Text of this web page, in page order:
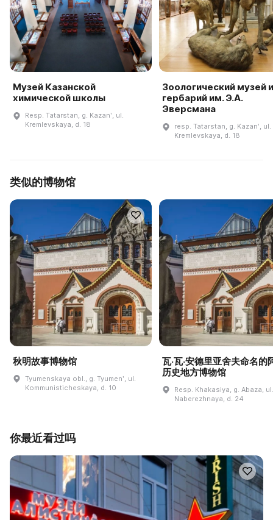
Музей Казанской
химической школы
Resp. Tatarstan, g. Kazanʹ, ul.
Kremlevskaya, d. 18
Зоологический музей и
гербарий им. Э.А.
Эверсмана
resp. Tatarstan, g. Kazanʹ, ul.
Kremlevskaya, d. 18
类似的博物馆
秋明故事博物馆
Tyumenskaya obl., g. Tyumenʹ, ul.
Kommunisticheskaya, d. 10
瓦·瓦·安德里亚舍夫命名的
历史地方博物馆
Resp. Khakasiya, g. Abaza, ul.
Naberezhnaya, d. 24
你最近看过吗